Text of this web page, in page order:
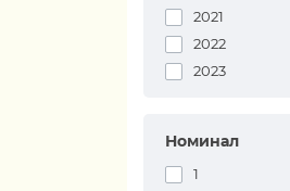
2021
2022
2023
Номинал
1